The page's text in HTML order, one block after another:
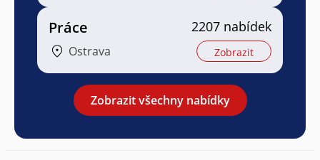
Práce
Ostrava
2207 nabídek
Zobrazit
Zobrazit všechny nabídky